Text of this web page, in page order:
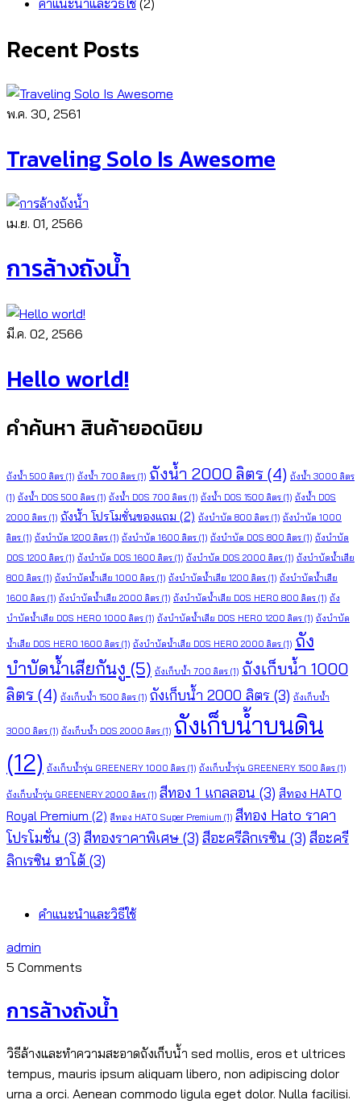
คำแนะนำและวิธีใช้ (2)
Recent Posts
พ.ค. 30, 2561
Traveling Solo Is Awesome
เม.ย. 01, 2566
การล้างถังน้ำ
มี.ค. 02, 2566
Hello world!
คำค้นหา สินค้ายอดนิยม
ถังน้ำ 500 ลิตร (1) ถังน้ำ 700 ลิตร (1) ถังน้ำ 2000 ลิตร (4) ถังน้ำ 3000 ลิตร
(1) ถังน้ำ DOS 500 ลิตร (1) ถังน้ำ DOS 700 ลิตร (1) ถังน้ำ DOS 1500 ลิตร (1) ถังน้ำ DOS
2000 ลิตร (1) ถังน้ำ โปรโมชั่นของแถม (2) ถังบำบัด 800 ลิตร (1) ถังบำบัด 1000
ลิตร (1) ถังบำบัด 1200 ลิตร (1) ถังบำบัด 1600 ลิตร (1) ถังบำบัด DOS 800 ลิตร (1) ถังบำบัด
DOS 1200 ลิตร (1) ถังบำบัด DOS 1600 ลิตร (1) ถังบำบัด DOS 2000 ลิตร (1) ถังบำบัดน้ำเสีย
800 ลิตร (1) ถังบำบัดน้ำเสีย 1000 ลิตร (1) ถังบำบัดน้ำเสีย 1200 ลิตร (1) ถังบำบัดน้ำเสีย
1600 ลิตร (1) ถังบำบัดน้ำเสีย 2000 ลิตร (1) ถังบำบัดน้ำเสีย DOS HERO 800 ลิตร (1) ถัง
บำบัดน้ำเสีย DOS HERO 1000 ลิตร (1) ถังบำบัดน้ำเสีย DOS HERO 1200 ลิตร (1) ถังบำบัด
น้ำเสีย DOS HERO 1600 ลิตร (1) ถังบำบัดน้ำเสีย DOS HERO 2000 ลิตร (1) ถัง
บำบัดน้ำเสียกันงู (5) ถังเก็บน้ำ 700 ลิตร (1) ถังเก็บน้ำ 1000
ลิตร (4) ถังเก็บน้ำ 1500 ลิตร (1) ถังเก็บน้ำ 2000 ลิตร (3) ถังเก็บน้ำ
3000 ลิตร (1) ถังเก็บน้ำ DOS 2000 ลิตร (1) ถังเก็บน้ำบนดิน
(12) ถังเก็บน้ำรุ่น GREENERY 1000 ลิตร (1) ถังเก็บน้ำรุ่น GREENERY 1500 ลิตร (1)
ถังเก็บน้ำรุ่น GREENERY 2000 ลิตร (1) สีทอง 1 แกลลอน (3) สีทอง HATO
Royal Premium (2) สีทอง HATO Super Premium (1) สีทอง Hato ราคา
โปรโมชั่น (3) สีทองราคาพิเศษ (3) สีอะครีลิกเรซิน (3) สีอะครี
ลิกเรซิน ฮาโต้ (3)
คำแนะนำและวิธีใช้
admin
5 Comments
การล้างถังน้ำ
วิธีล้างและทำความสะอาดถังเก็บน้ำ sed mollis, eros et ultrices
tempus, mauris ipsum aliquam libero, non adipiscing dolor
urna a orci. Aenean commodo ligula eget dolor. Nulla facilisi.